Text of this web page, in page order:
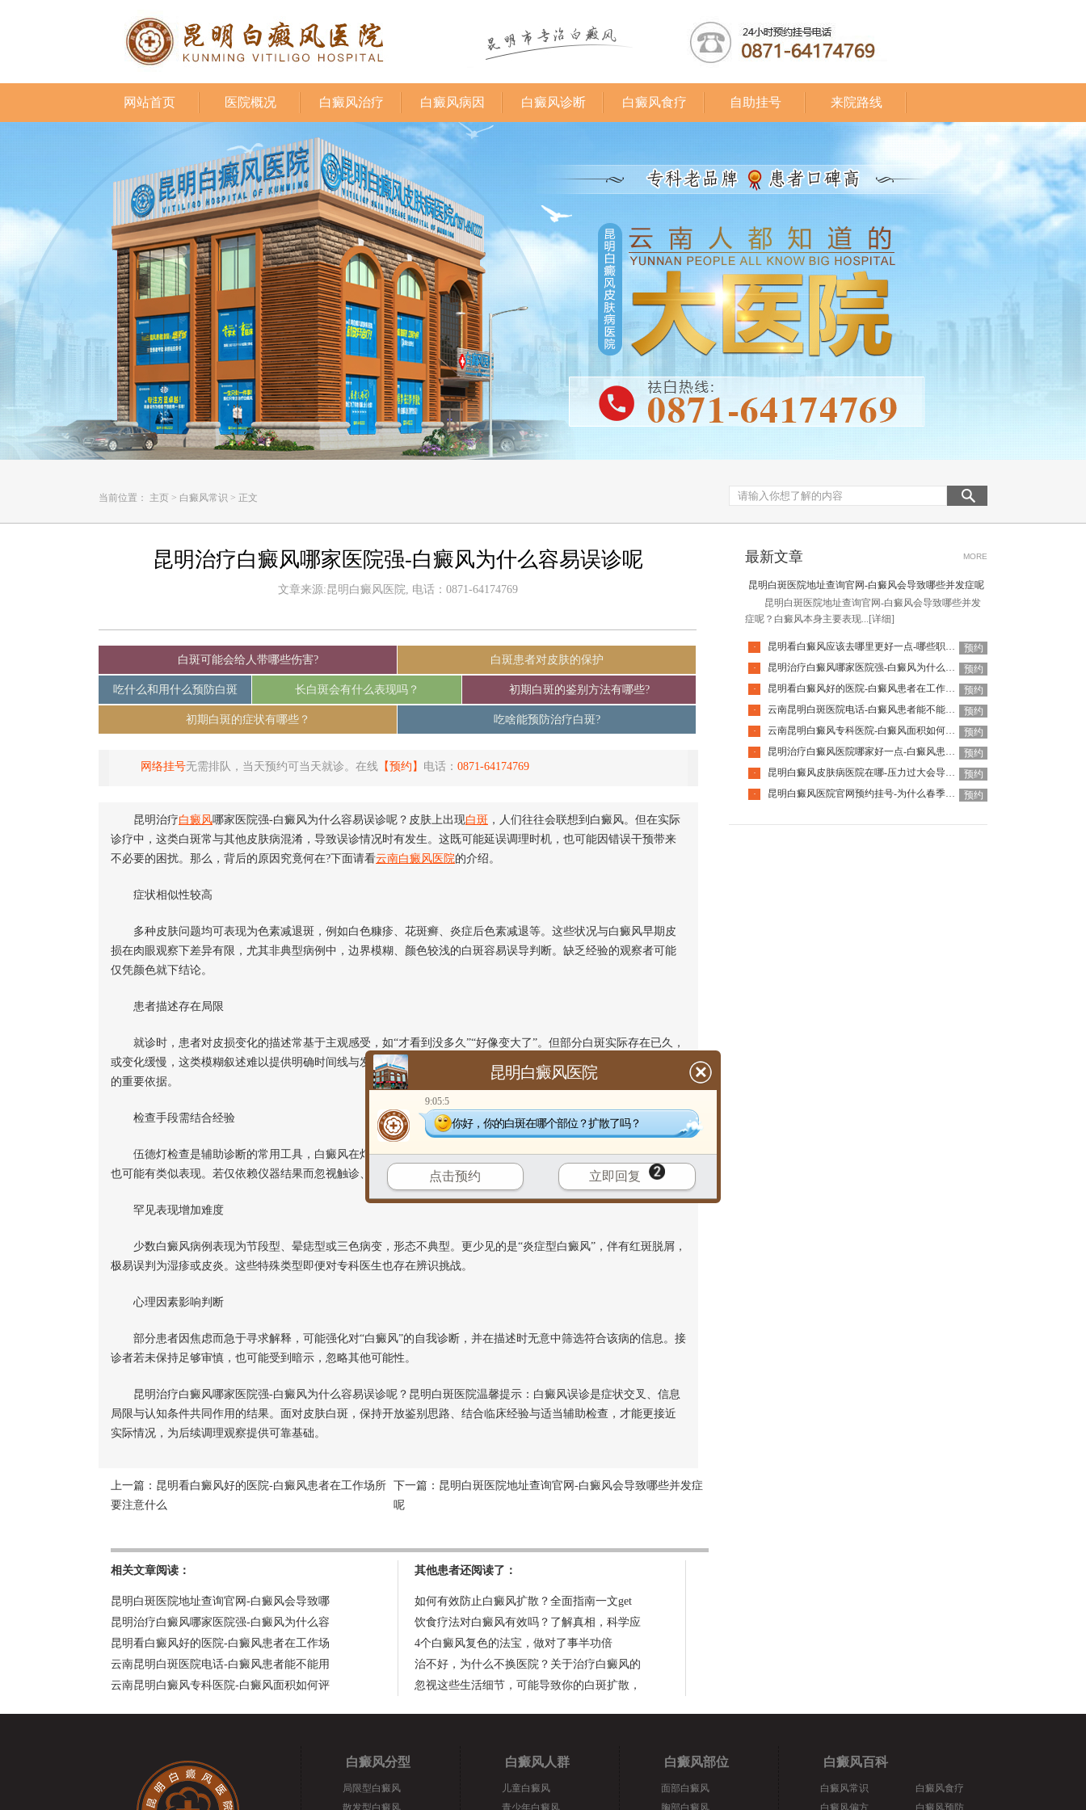
网站首页 医院概况 白癜风治疗 白癜风病因 白癜风诊断 白癜风食疗 自助挂号 来院路线
当前位置： 主页 > 白癜风常识 > 正文
昆明治疗白癜风哪家医院强-白癜风为什么容易误诊呢
文章来源:昆明白癜风医院, 电话：0871-64174769
白斑可能会给人带哪些伤害? 白斑患者对皮肤的保护
吃什么和用什么预防白斑 长白斑会有什么表现吗？ 初期白斑的鉴别方法有哪些?
初期白斑的症状有哪些？ 吃啥能预防治疗白斑?
网络挂号无需排队，当天预约可当天就诊。在线 【预约】 电话： 0871-64174769
昆明治疗白癜风哪家医院强-白癜风为什么容易误诊呢？皮肤上出现白斑 ，人们往往会联想到白癜风。但在实际
诊疗中，这类白斑常与其他皮肤病混淆，导致误诊情况时有发生。这既可能延误调理时机，也可能因错误干预带来
不必要的困扰。那么，背后的原因究竟何在?下面请看云南白癜风医院的介绍。
症状相似性较高
多种皮肤问题均可表现为色素减退斑，例如白色糠疹、花斑癣、炎症后色素减退等。这些状况与白癜风早期皮
损在肉眼观察下差异有限，尤其非典型病例中，边界模糊、颜色较浅的白斑容易误导判断。缺乏经验的观察者可能
仅凭颜色就下结论。
患者描述存在局限
就诊时，患者对皮损变化的描述常基于主观感受，如“才看到没多久”“好像变大了”。但部分白斑实际存在已久，
或变化缓慢，这类模糊叙述难以提供明确时间线与发展轨迹。而病史细节恰恰是区分白癜风与其他一过性色素障碍
的重要依据。
检查手段需结合经验
伍德灯检查是辅助诊断的常用工具，白癜风在灯下通常呈现亮蓝白色荧光。然而，某些真菌感染、化学性白斑
也可能有类似表现。若仅依赖仪器结果而忽视触诊、病史追问和全身皮损分布分析，便可能得出片面结论。
罕见表现增加难度
少数白癜风病例表现为节段型、晕痣型或三色病变，形态不典型。更少见的是“炎症型白癜风”，伴有红斑脱屑，
极易误判为湿疹或皮炎。这些特殊类型即便对专科医生也存在辨识挑战。
心理因素影响判断
部分患者因焦虑而急于寻求解释，可能强化对“白癜风”的自我诊断，并在描述时无意中筛选符合该病的信息。接
诊者若未保持足够审慎，也可能受到暗示，忽略其他可能性。
昆明治疗白癜风哪家医院强-白癜风为什么容易误诊呢？昆明白斑医院温馨提示：白癜风误诊是症状交叉、信息
局限与认知条件共同作用的结果。面对皮肤白斑，保持开放鉴别思路、结合临床经验与适当辅助检查，才能更接近
实际情况，为后续调理观察提供可靠基础。
上一篇： 昆明看白癜风好的医院-白癜风患者在工作场所
要注意什么
下一篇： 昆明白斑医院地址查询官网-白癜风会导致哪些并发症
呢
相关文章阅读：
昆明白斑医院地址查询官网-白癜风会导致哪
昆明治疗白癜风哪家医院强-白癜风为什么容
昆明看白癜风好的医院-白癜风患者在工作场
云南昆明白斑医院电话-白癜风患者能不能用
云南昆明白癜风专科医院-白癜风面积如何评
其他患者还阅读了：
如何有效防止白癜风扩散？全面指南一文get
饮食疗法对白癜风有效吗？了解真相，科学应
4个白癜风复色的法宝，做对了事半功倍
治不好，为什么不换医院？关于治疗白癜风的
忽视这些生活细节，可能导致你的白斑扩散，
最新文章 MORE
昆明白斑医院地址查询官网-白癜风会导致哪些并发症呢
昆明白斑医院地址查询官网-白癜风会导致哪些并发
症呢？白癜风本身主要表现... [详细]
· 昆明看白癜风应该去哪里更好一点-哪些职业人群容易得白癜风呢
预约
·
昆明治疗白癜风哪家医院强-白癜风为什么容易误诊呢
预约
·
昆明看白癜风好的医院-白癜风患者在工作场所要注意什么
预约
·
云南昆明白斑医院电话-白癜风患者能不能用沐浴露和护肤品
预约
·
云南昆明白癜风专科医院-白癜风面积如何评估大小
预约
·
昆明治疗白癜风医院哪家好一点-白癜风患者如何应对心理压力
预约
·
昆明白癜风皮肤病医院在哪-压力过大会导致白癜风恶化吗
预约
·
昆明白癜风医院官网预约挂号-为什么春季白癜风更明显 预约
白癜风分型
局限型白癜风
散发型白癜风
白癜风人群
儿童白癜风
青少年白癜风
白癜风部位
面部白癜风
胸部白癜风
白癜风百科
白癜风常识
白癜风偏方
白癜风食疗
白癜风预防
昆明白癜风医院
9:05:5
你好，你的白斑在哪个部位？扩散了吗？
点击预约 立即回复